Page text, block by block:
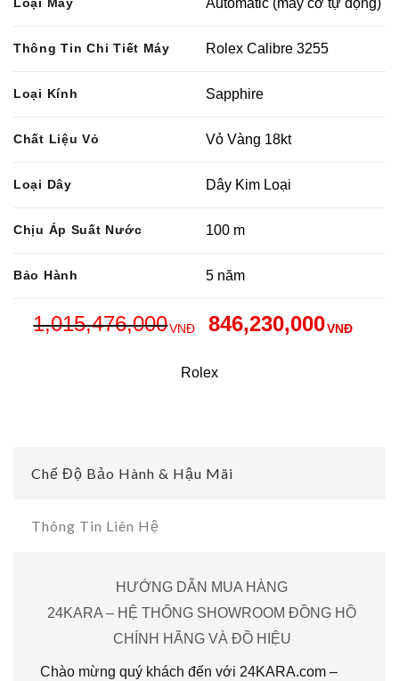
Automatic (máy cơ tự động)
Thông Tin Chi Tiết Máy Rolex Calibre 3255
Loại Kính Sapphire
Chất Liệu Vỏ Vỏ Vàng 18kt
Loại Dây Dây Kim Loại
Chịu Áp Suất Nước 100 m
Bảo Hành 5 năm
1,015,476,000VNĐ 846,230,000VNĐ
Rolex
Chế Độ Bảo Hành & Hậu Mãi
Thông Tin Liên Hệ
HƯỚNG DẪN MUA HÀNG
24KARA – HỆ THỐNG SHOWROOM ĐỒNG HỒ
CHÍNH HÃNG VÀ ĐỒ HIỆU
Chào mừng quý khách đến với 24KARA.com –